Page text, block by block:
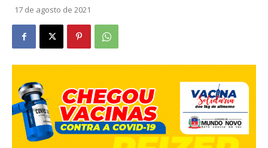
17 de agosto de 2021